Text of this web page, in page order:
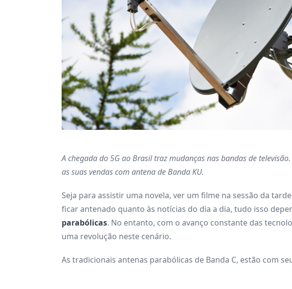
A chegada do 5G ao Brasil traz mudanças nas bandas de
as suas vendas com antena de Banda KU.
Seja para assistir uma novela, ver um filme na sessão da
ficar antenado quanto às notícias do dia a dia, tudo isso
parabólicas. No entanto, com o avanço constante das
uma revolução neste cenário.
As tradicionais antenas parabólicas de Banda C, estão com